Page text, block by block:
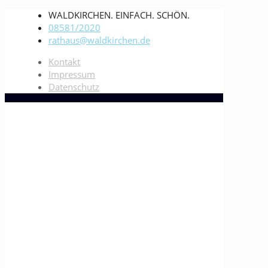
WALDKIRCHEN. EINFACH. SCHÖN.
08581/2020
rathaus@waldkirchen.de
Kontakt
Impressum
Datenschutz